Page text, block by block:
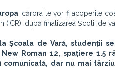
, cărora le vor fi acoperite
(ICR), după finalizarea Școlii de
Școala de Vară, studenții
Roman 12, spațiere 1.5
comunicată, dar nu mai